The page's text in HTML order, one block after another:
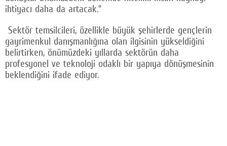
ihtiyacı daha da artacak.”
Sektör temsilcileri, özellikle büyük şehirlerde gençlerin
gayrimenkul danışmanlığına olan ilgisinin yükseldiğini
belirtirken, önümüzdeki yıllarda sektörün daha
profesyonel ve teknoloji odaklı bir yapıya dönüşmesinin
beklendiğini ifade ediyor.